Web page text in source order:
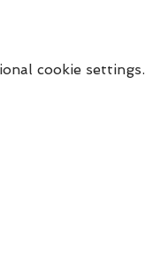
cookie settings.